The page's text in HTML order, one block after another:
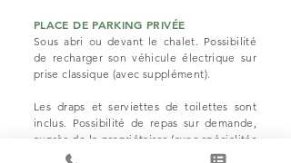
PLACE DE PARKING PRIVÉE
Sous abri ou devant le chalet. Possibilité
de recharger son véhicule électrique sur
prise classique (avec supplément).
Les draps et serviettes de toilettes sont
inclus. Possibilité de repas sur demande,
auprès de la propriétaires (avec spécialités
Savoyardes).